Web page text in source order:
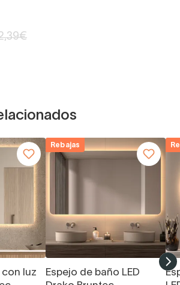
con luz
Rebajas
Espejo de baño LED